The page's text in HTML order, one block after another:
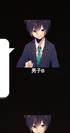
男子B